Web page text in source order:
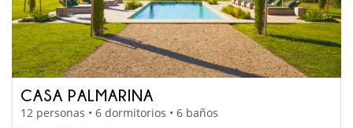
CASA PALMARINA
12 personas • 6 dormitorios • 6 baños